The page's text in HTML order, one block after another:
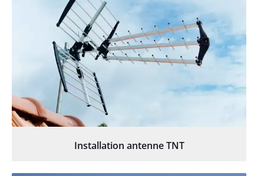
Installation antenne TNT